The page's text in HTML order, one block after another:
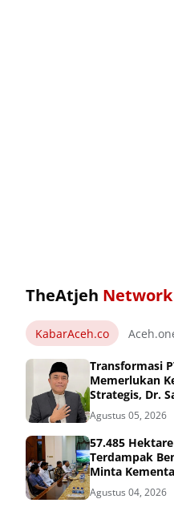
TheAtjeh Network
KabarAceh.co
Transformasi
Memerlukan
Strategis, Dr.
Dinilai
Agustus 05, 2026
57.485
Terdampak
Minta
Pemulihan
Agustus 04, 2026